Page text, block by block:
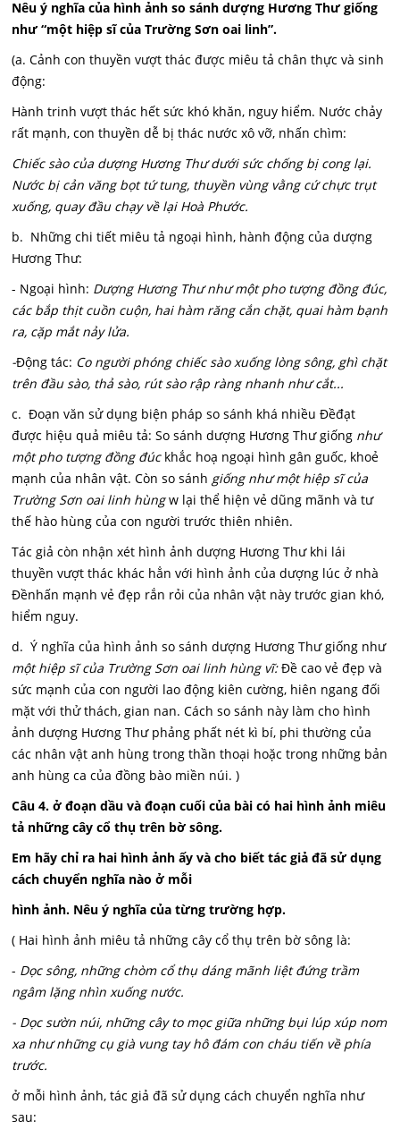
Nêu ý nghĩa của hình ảnh so sánh dượng Hương Thư giống
như “một hiệp sĩ của Trường Sơn oai linh”.
(a. Cảnh con thuyền vượt thác được miêu tả chân thực và sinh
động:
Hành trinh vượt thác hết sức khó khăn, nguy hiểm. Nước chảy
rất mạnh, con thuyền dễ bị thác nước xô vỡ, nhấn chìm:
Chiếc sào của dượng Hương Thư dưới sức chống bị cong lại.
Nước bị cản văng bọt tứ tung, thuyền vùng vằng cứ chực trụt
xuống, quay đầu chạy về lại Hoà Phước.
b. Những chi tiết miêu tả ngoại hình, hành động của dượng
Hương Thư:
- Ngoại hình: Dượng Hương Thư như một pho tượng đồng đúc,
các bắp thịt cuồn cuộn, hai hàm răng cắn chặt, quai hàm bạnh
ra, cặp mắt nảy lửa.
-Động tác: Co người phóng chiếc sào xuống lòng sông, ghì chặt
trên đầu sào, thả sào, rút sào rập ràng nhanh như cắt...
c. Đoạn văn sử dụng biện pháp so sánh khá nhiều Đềđạt
được hiệu quả miêu tả: So sánh dượng Hương Thư giống như
một pho tượng đồng đúckhắc hoạ ngoại hình gân guốc, khoẻ
mạnh của nhân vật. Còn so sánh giống như một hiệp sĩ của
Trường Sơn oai linh hùngw lại thể hiện vẻ dũng mãnh và tư
thế hào hùng của con người trước thiên nhiên.
Tác giả còn nhận xét hình ảnh dượng Hương Thư khi lái
thuyền vượt thác khác hẳn với hình ảnh của dượng lúc ở nhà
Đềnhấn mạnh vẻ đẹp rắn rỏi của nhân vật này trước gian khó,
hiểm nguy.
d. Ý nghĩa của hình ảnh so sánh dượng Hương Thư giống như
một hiệp sĩ của Trường Sơn oai linh hùng vĩ:Đề cao vẻ đẹp và
sức mạnh của con người lao động kiên cường, hiên ngang đối
mặt với thử thách, gian nan. Cách so sánh này làm cho hình
ảnh dượng Hương Thư phảng phất nét kì bí, phi thường của
các nhân vật anh hùng trong thần thoại hoặc trong những bản
anh hùng ca của đồng bào miền núi. )
Câu 4. ở đoạn dầu và đoạn cuối của bài có hai hình ảnh miêu
tả những cây cổ thụ trên bờ sông.
Em hãy chỉ ra hai hình ảnh ấy và cho biết tác giả đã sử dụng
cách chuyển nghĩa nào ở mỗi
hình ảnh. Nêu ý nghĩa của từng trường hợp.
( Hai hình ảnh miêu tả những cây cổ thụ trên bờ sông là:
- Dọc sông, những chòm cổ thụ dáng mãnh liệt đứng trầm
ngâm lặng nhìn xuống nước.
- Dọc sườn núi, những cây to mọc giữa những bụi lúp xúp nom
xa như những cụ già vung tay hô đám con cháu tiến về phía
trước.
ở mỗi hình ảnh, tác giả đã sử dụng cách chuyển nghĩa như
sau: